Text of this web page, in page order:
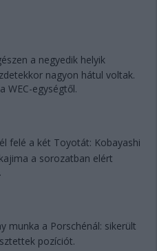
a negyedik helyik
nagyon hátul voltak.
WEC-egységtől.
felé a két Toyotát: Kobayashi
a sorozatban elért
munka a Porschénál: sikerült
pozíciót.